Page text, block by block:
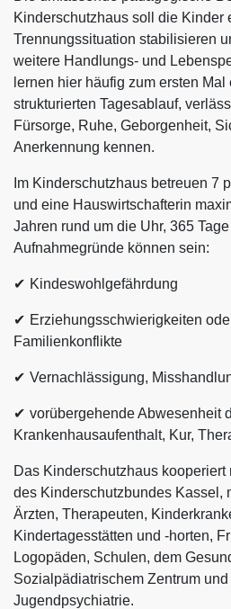
Kinderschutzhaus soll die Kinder
Trennungssituation stabilisieren
weitere Handlungs- und
lernen hier häufig zum ersten
strukturierten Tagesablauf,
Fürsorge, Ruhe, Geborgenheit,
Anerkennung kennen.
Im Kinderschutzhaus betreuen 7
und eine Hauswirtschafterin
Jahren rund um die Uhr, 365
Aufnahmegründe können sein:
Kindeswohlgefährdung
Erziehungsschwierigkeiten
Familienkonflikte
Vernachlässigung,
vorübergehende Abwesenheit
Krankenhausaufenthalt, Kur,
Das Kinderschutzhaus
des Kinderschutzbundes Kassel,
Ärzten, Therapeuten,
Kindertagesstätten und -horten,
Logopäden, Schulen, dem
Sozialpädiatrischem Zentrum
Jugendpsychiatrie.